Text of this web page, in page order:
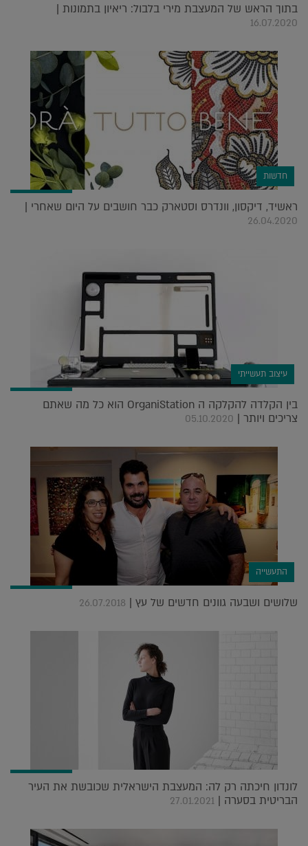
בתוך הראש של המעצבת מירי בלבול: ריאיון בתמונות |
16.07.2020
חדשות
ראשיד, דיקסון, וונדרס וסטארק כבר חושבים על היום שאחרי |
26.04.2020
עיצוב תעשייתי
בין הקלדה להקלקה ה OrganiStation הוא כל מה שאתם
צריכים ויותר | 05.10.2020
התעשייה
שלושים ושבעה גוונים חדשים של עץ | 26.07.2018
לונדון חיכתה רק לה: המעצבת הישראלית שכובשת את העיר
הבריטית בסערה | 27.01.2021